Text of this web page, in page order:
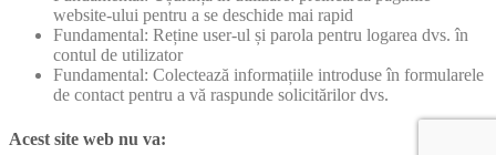
website-ului pentru a se deschide mai rapid
Fundamental: Reține user-ul și parola pentru logarea dvs. în
contul de utilizator
Fundamental: Colectează informațiile introduse în formularele
de contact pentru a vă raspunde solicitărilor dvs.
Acest site web nu va: